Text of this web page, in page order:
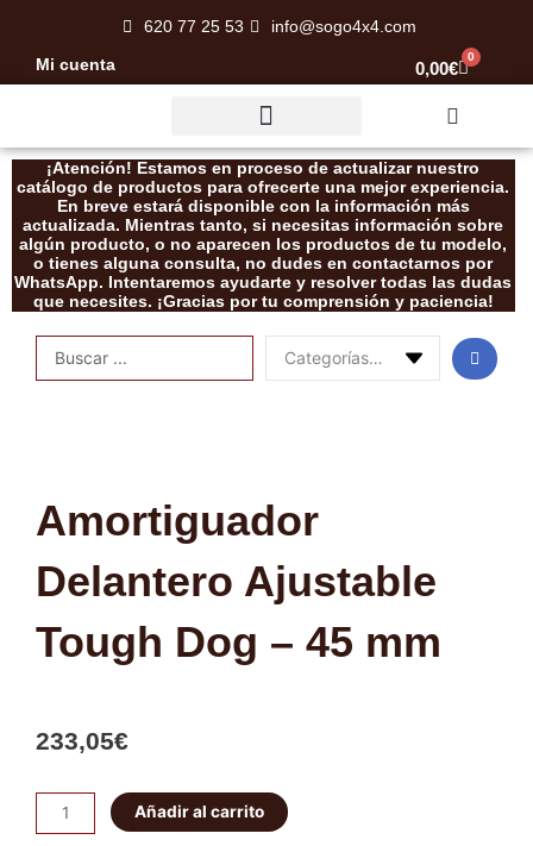
contenido
620 77 25 53 info@sogo4x4.com
Mi cuenta 0,00€
0
Carrito
¡Atención! Estamos en proceso de actualizar nuestro
catálogo de productos para ofrecerte una mejor experiencia.
En breve estará disponible con la información más
actualizada. Mientras tanto, si necesitas información sobre
algún producto, o no aparecen los productos de tu modelo,
o tienes alguna consulta, no dudes en contactarnos por
WhatsApp. Intentaremos ayudarte y resolver todas las dudas
que necesites. ¡Gracias por tu comprensión y paciencia!
Search
...
Amortiguador
Delantero Ajustable
Tough Dog – 45 mm
233,05€
Amortiguador
Delantero
Añadir al carrito